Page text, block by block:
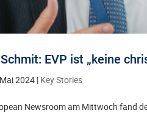
EVP ist „keine
2024 | Key Stories
Newsroom am Mittwoch fand